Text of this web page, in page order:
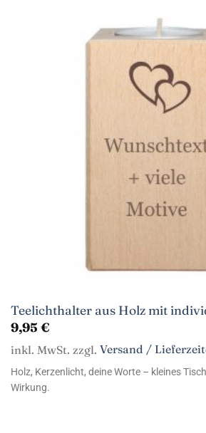
Teelichthalter aus Holz mit
9,95 €
inkl. MwSt. zzgl. Versand /
Holz, Kerzenlicht, deine Worte – kleines
Wirkung.